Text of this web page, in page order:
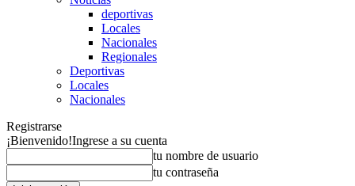
deportivas
Locales
Nacionales
Regionales
Deportivas
Locales
Nacionales
Registrarse
¡Bienvenido!Ingrese a su cuenta
tu nombre de usuario
tu contraseña